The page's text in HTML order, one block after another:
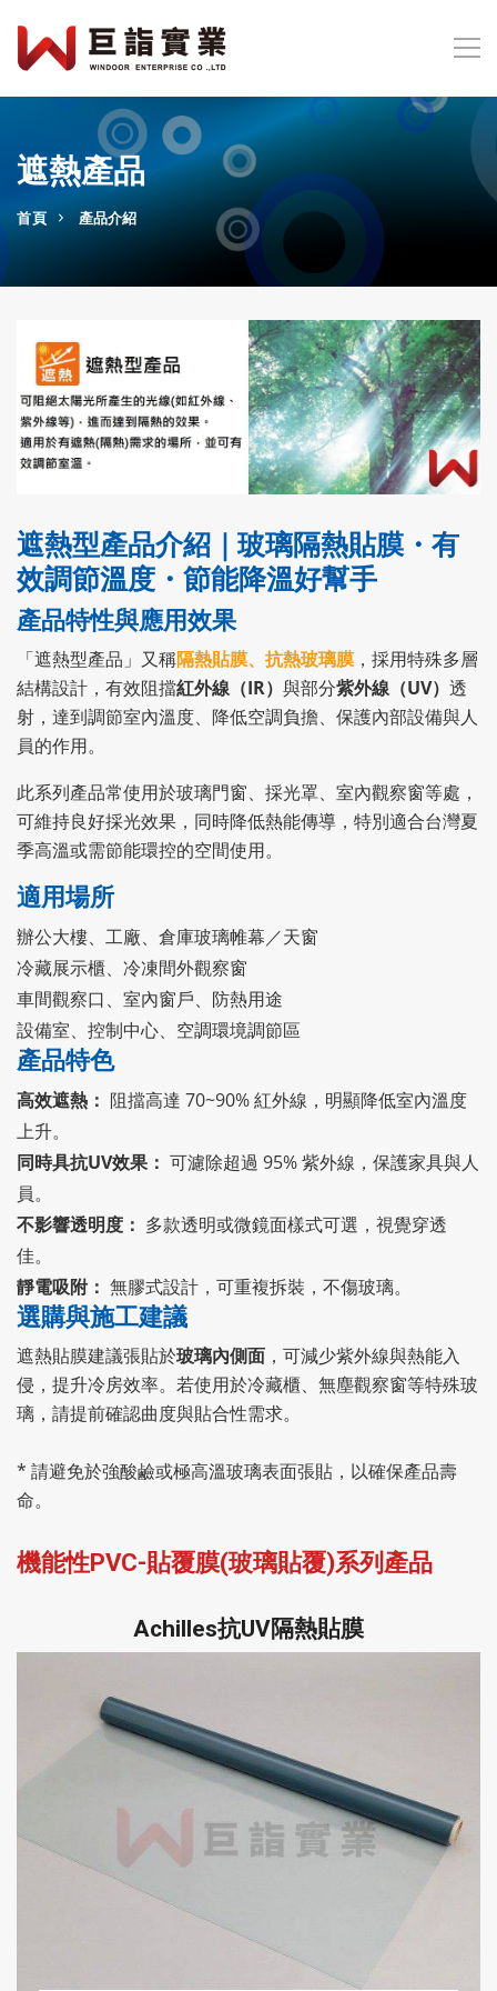
遮熱產品
首頁 產品介紹
遮熱型產品介紹｜玻璃隔熱貼膜・有
效調節溫度・節能降溫好幫手
產品特性與應用效果
「遮熱型產品」又稱隔熱貼膜、抗熱玻璃膜 ，採用特殊多層
結構設計，有效阻擋紅外線（IR） 與部分紫外線（UV） 透
射，達到調節室內溫度、降低空調負擔、保護內部設備與人
員的作用。
此系列產品常使用於玻璃門窗、採光罩、室內觀察窗等處，
可維持良好採光效果，同時降低熱能傳導，特別適合台灣夏
季高溫或需節能環控的空間使用。
適用場所
辦公大樓、工廠、倉庫玻璃帷幕／天窗
冷藏展示櫃、冷凍間外觀察窗
車間觀察口、室內窗戶、防熱用途
設備室、控制中心、空調環境調節區
產品特色
高效遮熱： 阻擋高達 70~90% 紅外線，明顯降低室內溫度
上升。
同時具抗UV效果： 可濾除超過 95% 紫外線，保護家具與人
員。
不影響透明度： 多款透明或微鏡面樣式可選，視覺穿透
佳。
靜電吸附： 無膠式設計，可重複拆裝，不傷玻璃。
選購與施工建議
遮熱貼膜建議張貼於玻璃內側面 ，可減少紫外線與熱能入
侵，提升冷房效率。若使用於冷藏櫃、無塵觀察窗等特殊玻
璃，請提前確認曲度與貼合性需求。
* 請避免於強酸鹼或極高溫玻璃表面張貼，以確保產品壽
命。
機能性PVC-貼覆膜(玻璃貼覆)系列產品
Achilles抗UV隔熱貼膜